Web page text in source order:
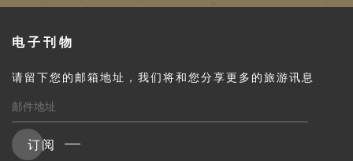
电子刊物
请留下您的邮箱地址，我们将和您分享更多的旅游讯息
订阅